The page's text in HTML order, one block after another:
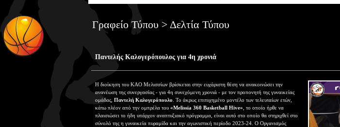
Γραφείο Τύπου > Δελτία Τύπου
Παντελής Καλογερόπουλος για 4η χρονιά
H διοίκηση του ΚΑΟ Μελισσίων βρίσκεται στην ευχάριστη θέση να ανακοινώσει την
ανανέωση της συνεργασίας - για 4η συνεχόμενη χρονιά - με τον προπονητή της γυναικείας
ομάδας, Παντελή Καλογερόπουλο . Το άκρως επιτυχημένο μοντέλο των τελευταίων ετών,
κάτω πλέον από την ομπρέλα του «Melissia 360 Basketball Hive» , το οποίο ήρθε να
πλαισιώσει το ήδη υπάρχον αναπτυξιακό πρόγραμμα, είναι αυτό στο οποίο θα στηριχθεί στο
σύνολό της η γυναικεία πυραμίδα και την αγωνιστική περίοδο 2023-24. Ο Οργανισμός